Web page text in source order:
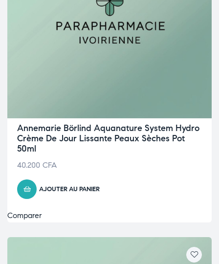
Annemarie Börlind Aquanature System Hydro
Crème De Jour Lissante Peaux Sèches Pot
50ml
40.200 CFA
AJOUTER AU PANIER
Comparer